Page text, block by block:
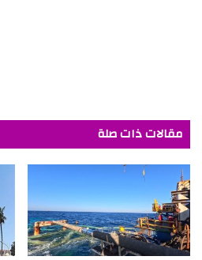
مقالات ذات صلة